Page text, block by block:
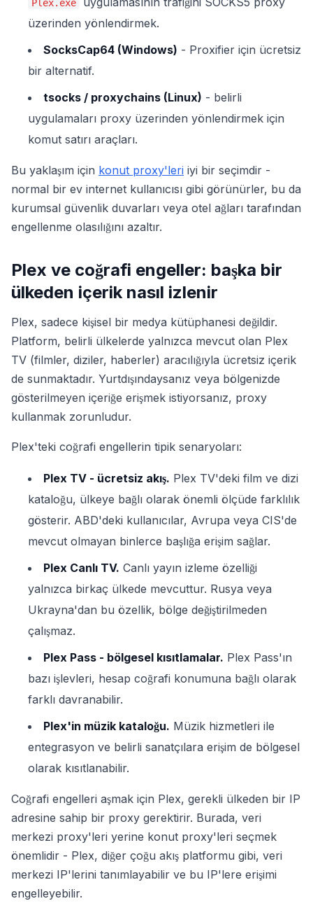
Plex.exe
üzerinden yönlendirmek.
SocksCap64 (Windows) - Proxifier için ücretsiz
bir alternatif.
tsocks / proxychains (Linux) - belirli
uygulamaları proxy üzerinden yönlendirmek için
komut satırı araçları.
Bu yaklaşım için konut proxy'leri iyi bir seçimdir -
normal bir ev internet kullanıcısı gibi görünürler, bu da
kurumsal güvenlik duvarları veya otel ağları tarafından
engellenme olasılığını azaltır.
Plex ve coğrafi engeller: başka bir
ülkeden içerik nasıl izlenir
Plex, sadece kişisel bir medya kütüphanesi değildir.
Platform, belirli ülkelerde yalnızca mevcut olan Plex
TV (filmler, diziler, haberler) aracılığıyla ücretsiz içerik
de sunmaktadır. Yurtdışındaysanız veya bölgenizde
gösterilmeyen içeriğe erişmek istiyorsanız, proxy
kullanmak zorunludur.
Plex'teki coğrafi engellerin tipik senaryoları:
Plex TV - ücretsiz akış. Plex TV'deki film ve dizi
kataloğu, ülkeye bağlı olarak önemli ölçüde farklılık
gösterir. ABD'deki kullanıcılar, Avrupa veya CIS'de
mevcut olmayan binlerce başlığa erişim sağlar.
Plex Canlı TV. Canlı yayın izleme özelliği
yalnızca birkaç ülkede mevcuttur. Rusya veya
Ukrayna'dan bu özellik, bölge değiştirilmeden
çalışmaz.
Plex Pass - bölgesel kısıtlamalar. Plex Pass'ın
bazı işlevleri, hesap coğrafi konumuna bağlı olarak
farklı davranabilir.
Plex'in müzik kataloğu. Müzik hizmetleri ile
entegrasyon ve belirli sanatçılara erişim de bölgesel
olarak kısıtlanabilir.
Coğrafi engelleri aşmak için Plex, gerekli ülkeden bir IP
adresine sahip bir proxy gerektirir. Burada, veri
merkezi proxy'leri yerine konut proxy'leri seçmek
önemlidir - Plex, diğer çoğu akış platformu gibi, veri
merkezi IP'lerini tanımlayabilir ve bu IP'lere erişimi
engelleyebilir.